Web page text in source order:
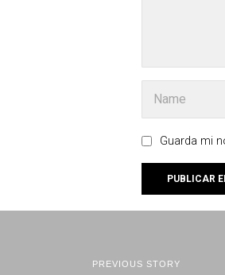
Guarda mi
PREVIOUS STORY